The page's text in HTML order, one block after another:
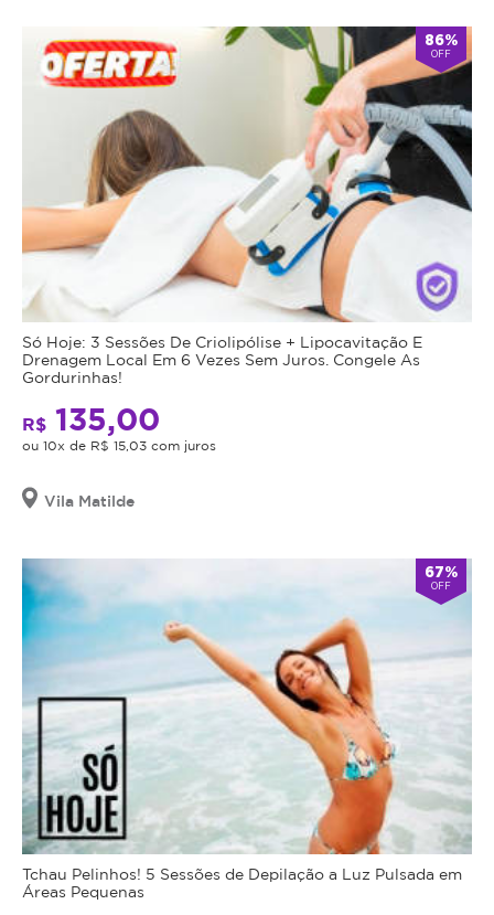
86%
OFF
Só Hoje: 3 Sessões De Criolipólise + Lipocavitação E
Drenagem Local Em 6 Vezes Sem Juros. Congele As
Gordurinhas!
R$ 135,00
ou 10x de R$ 15,03 com juros
Vila Matilde
67%
OFF
Tchau Pelinhos! 5 Sessões de Depilação a Luz Pulsada em
Áreas Pequenas